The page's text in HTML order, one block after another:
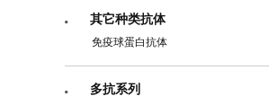
其它种类抗体
免疫球蛋白抗体
多抗系列